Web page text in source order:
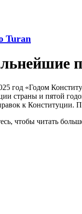
Turan
год «Годом
страны и пятой
к Конституции.
чтобы читать